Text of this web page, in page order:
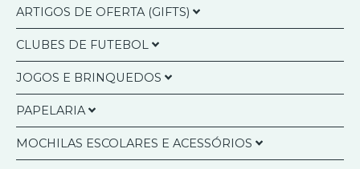
Tecnologia
Carteiras e Porta Moedas
Malas de Ombro
Malas a Tiracolo
Carteiras
Porta-Cartões
ARTIGOS DE OFERTA (GIFTS)
Canecas e Chávenas
Meias
Livros de Colorir
Garrafas e Copos Térmicos
CLUBES DE FUTEBOL
SLB - Benfica
FCP - Porto
SCP - Sporting
JOGOS E BRINQUEDOS
Lego
Jogos Diversos
PAPELARIA
KIT´S ESCOLARES
MOCHILAS ESCOLARES E ACESSÓRIOS